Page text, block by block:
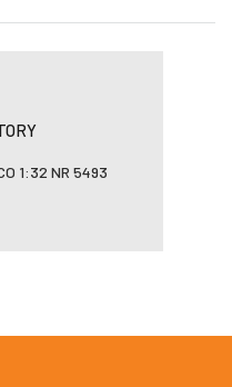
1:32 NR 5493